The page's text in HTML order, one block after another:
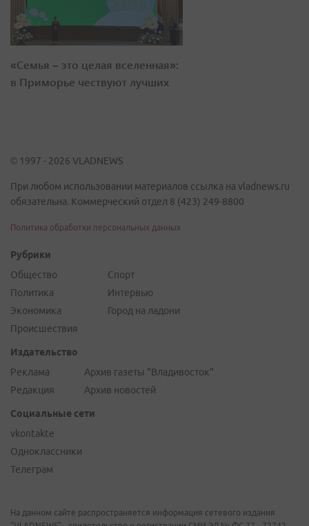
«Семья – это целая вселенная»:
в Приморье чествуют лучших
© 1997 - 2026 VLADNEWS
При любом использовании материалов ссылка на vladnews.ru
обязательна. Коммерческий отдел 8 (423) 249-8800
Политика обработки персональных данных
Рубрики
Общество
Политика
Экономика
Происшествия
Спорт
Интервью
Город на ладони
Издательство
Реклама
Редакция
Архив газеты "Владивосток"
Архив новостей
Социальные сети
vkontakte
Одноклассники
Телеграм
На данном сайте распространяется информация сетевого издания